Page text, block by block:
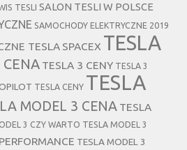
TESLI SALON TESLI W POLSCE
SAMOCHODY ELEKTRYCZNE 2019
TESLA SPACEX TESLA
TESLA 3 CENY TESLA 3
TESLA CENY TESLA
MODEL 3 CENA TESLA
3 CZY WARTO TESLA MODEL 3
TESLA MODEL 3